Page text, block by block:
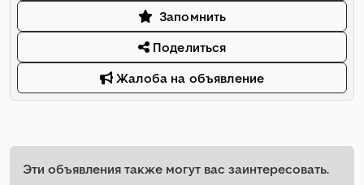
Запомнить
Поделиться
Жалоба на объявление
Эти объявления также могут вас заинтересовать.